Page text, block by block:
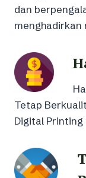
dan
Tetap
Digital Printing